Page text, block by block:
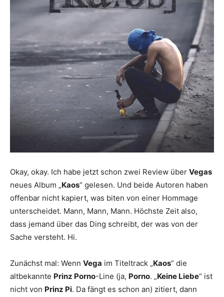
Okay, okay. Ich habe jetzt schon zwei Review über Vegas
neues Album „Kaos“ gelesen. Und beide Autoren haben
offenbar nicht kapiert, was biten von einer Hommage
unterscheidet. Mann, Mann, Mann. Höchste Zeit also,
dass jemand über das Ding schreibt, der was von der
Sache versteht. Hi.
Zunächst mal: Wenn Vega im Titeltrack „Kaos“ die
altbekannte Prinz Porno-Line (ja, Porno. „Keine Liebe“ ist
nicht von Prinz Pi. Da fängt es schon an) zitiert, dann